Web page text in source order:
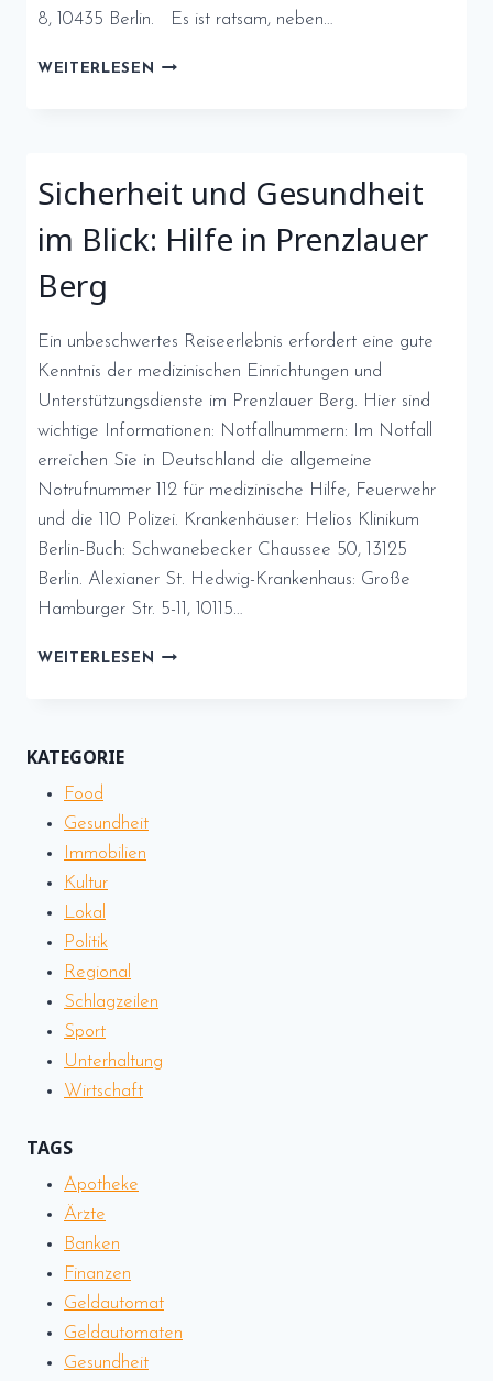
8, 10435 Berlin. Es ist ratsam, neben…
WEITERLESEN FINANZIELLE
IM
PRENZLAUER
BERG
Sicherheit und Gesundheit
im Blick: Hilfe in Prenzlauer
Berg
Ein unbeschwertes Reiseerlebnis erfordert eine gute
Kenntnis der medizinischen Einrichtungen und
Unterstützungsdienste im Prenzlauer Berg. Hier sind
wichtige Informationen: Notfallnummern: Im Notfall
erreichen Sie in Deutschland die allgemeine
Notrufnummer 112 für medizinische Hilfe, Feuerwehr
und die 110 Polizei. Krankenhäuser: Helios Klinikum
Berlin-Buch: Schwanebecker Chaussee 50, 13125
Berlin. Alexianer St. Hedwig-Krankenhaus: Große
Hamburger Str. 5-11, 10115…
WEITERLESEN SICHERHEIT
KATEGORIE
Food
Gesundheit
Immobilien
Kultur
Lokal
Politik
Regional
Schlagzeilen
Sport
Unterhaltung
Wirtschaft
TAGS
Apotheke
Ärzte
Banken
Finanzen
Geldautomat
Geldautomaten
Gesundheit